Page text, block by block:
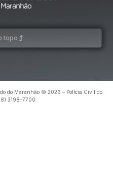
topo
do Maranhão © 2026 – Polícia Civil do
3198-7700